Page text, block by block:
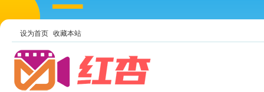
设为首页 收藏本站